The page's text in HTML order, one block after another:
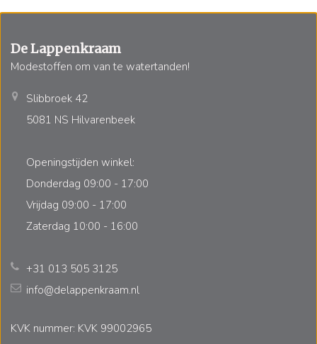
De Lappenkraam
Modestoffen om van te watertanden!
Slibbroek 42
5081 NS Hilvarenbeek
Openingstijden winkel:
Donderdag 09:00 - 17:00
Vrijdag 09:00 - 17:00
Zaterdag 10:00 - 16:00
+31 013 505 3125
info@delappenkraam.nl
KVK nummer: KVK 99002965